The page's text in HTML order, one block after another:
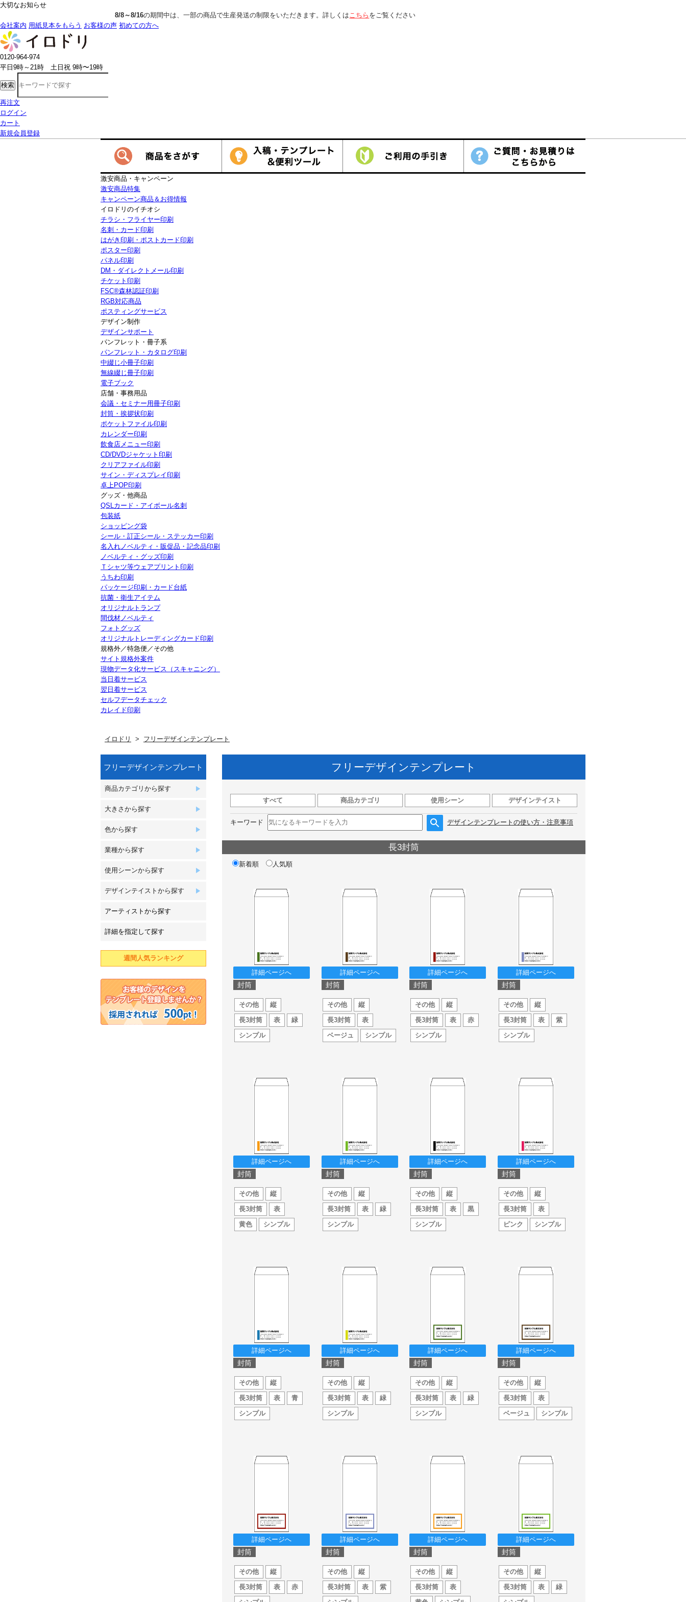
大切なお知らせ
の期間中は、一部の商品で生産発送の制限をいただきます。詳しくはこちらをご覧ください
会社案内 用紙見本をもらう お客様の声 初めての方へ
0120-964-974
平日9時～21時 土日祝 9時〜19時
検索
再注文
ログイン
カート
新規会員登録
激安商品・キャンペーン
激安商品特集
キャンペーン商品＆お得情報
イロドリのイチオシ
チラシ・フライヤー印刷
名刺・カード印刷
はがき印刷・ポストカード印刷
ポスター印刷
パネル印刷
DM・ダイレクトメール印刷
チケット印刷
FSC®森林認証印刷
RGB対応商品
ポスティングサービス
デザイン制作
デザインサポート
パンフレット・冊子系
パンフレット・カタログ印刷
中綴じ小冊子印刷
無線綴じ冊子印刷
電子ブック
店舗・事務用品
会議・セミナー用冊子印刷
封筒・挨拶状印刷
ポケットファイル印刷
カレンダー印刷
飲食店メニュー印刷
CD/DVDジャケット印刷
クリアファイル印刷
サイン・ディスプレイ印刷
卓上POP印刷
グッズ・他商品
QSLカード・アイボール名刺
包装紙
ショッピング袋
シール・訂正シール・ステッカー印刷
名入れノベルティ・販促品・記念品印刷
ノベルティ・グッズ印刷
Ｔシャツ等ウェアプリント印刷
うちわ印刷
パッケージ印刷・カード台紙
抗菌・衛生アイテム
オリジナルトランプ
間伐材ノベルティ
フォトグッズ
オリジナルトレーディングカード印刷
規格外／特急便／その他
サイト規格外案件
現物データ化サービス（スキャニング）
当日着サービス
翌日着サービス
セルフデータチェック
カレイド印刷
イロドリ フリーデザインテンプレート
フリーデザインテンプレート
商品カテゴリから探す
大きさから探す
色から探す
業種から探す
使用シーンから探す
デザインテイストから探す
アーティストから探す
詳細を指定して探す
週間人気ランキング
フリーデザインテンプレート
すべて 商品カテゴリ 使用シーン デザインテイスト
キーワード デザインテンプレートの使い方・注意事項
長3封筒
新着順 人気順
詳細ページへ
封筒
その他
縦
長3封筒
表
緑
シンプル
詳細ページへ
封筒
その他
縦
長3封筒
表
ベージュ
シンプル
詳細ページへ
封筒
その他
縦
長3封筒
表
赤
シンプル
詳細ページへ
封筒
その他
縦
長3封筒
表
紫
シンプル
詳細ページへ
封筒
その他
縦
長3封筒
表
黄色
シンプル
詳細ページへ
封筒
その他
縦
長3封筒
表
緑
シンプル
詳細ページへ
封筒
その他
縦
長3封筒
表
黒
シンプル
詳細ページへ
封筒
その他
縦
長3封筒
表
ピンク
シンプル
詳細ページへ
封筒
その他
縦
長3封筒
表
青
シンプル
詳細ページへ
封筒
その他
縦
長3封筒
表
緑
シンプル
詳細ページへ
封筒
その他
縦
長3封筒
表
緑
シンプル
詳細ページへ
封筒
その他
縦
長3封筒
表
ベージュ
シンプル
詳細ページへ
封筒
その他
縦
長3封筒
表
赤
詳細ページへ
封筒
その他
縦
長3封筒
表
紫
詳細ページへ
封筒
その他
縦
長3封筒
表
詳細ページへ
封筒
その他
縦
長3封筒
表
緑